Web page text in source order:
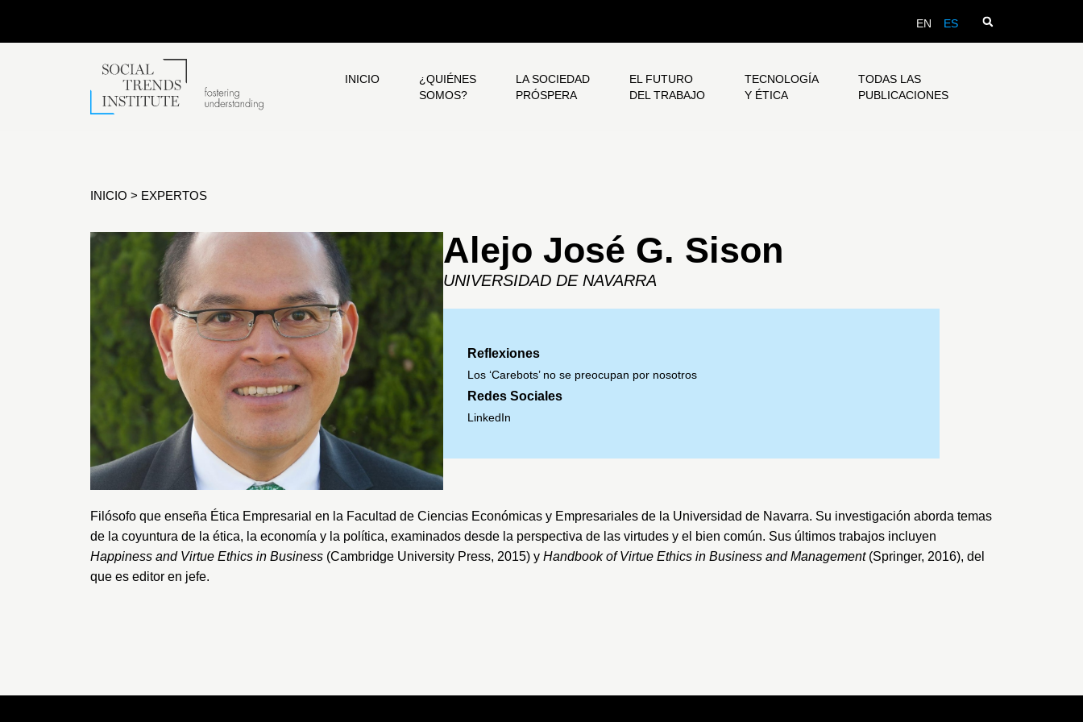
EN ES
INICIO
¿QUIÉNES
SOMOS?
LA SOCIEDAD
PRÓSPERA
EL FUTURO
DEL TRABAJO
TECNOLOGÍA
Y ÉTICA
TODAS LAS
PUBLICACIONES
INICIO > EXPERTOS
Alejo José G. Sison
UNIVERSIDAD DE NAVARRA
Reflexiones
Los ‘Carebots’ no se preocupan por nosotros
Redes Sociales
LinkedIn
Filósofo que enseña Ética Empresarial en la Facultad de Ciencias Económicas y Empresariales de la Universidad de Navarra. Su investigación aborda temas
de la coyuntura de la ética, la economía y la política, examinados desde la perspectiva de las virtudes y el bien común. Sus últimos trabajos incluyen
Happiness and Virtue Ethics in Business (Cambridge University Press, 2015) y Handbook of Virtue Ethics in Business and Management(Springer, 2016), del
que es editor en jefe.